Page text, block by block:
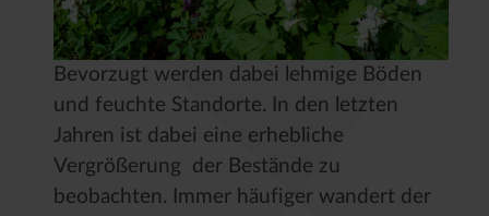
Bevorzugt werden dabei lehmige Böden
und feuchte Standorte. In den letzten
Jahren ist dabei eine erhebliche
Vergrößerung der Bestände zu
beobachten. Immer häufiger wandert der